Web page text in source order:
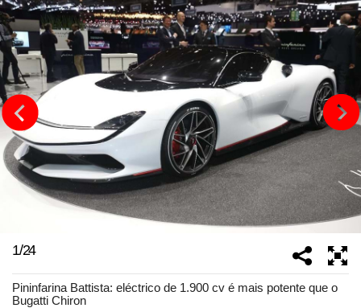
1/24
Pininfarina Battista: eléctrico de 1.900 cv é mais potente que o
Bugatti Chiron